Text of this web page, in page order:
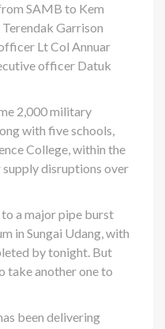
SAMB to Kem
Garrison
Lt Col Annuar
officer Datuk
2,000 military
with five schools,
College, within the
disruptions over
a major pipe burst
in Sungai Udang, with
by tonight. But
take another one to
been delivering